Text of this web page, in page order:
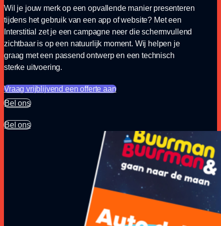
Wil je jouw merk op een opvallende manier presenteren
tijdens het gebruik van een app of website? Met een
Interstitial zet je een campagne neer die schermvullend
zichtbaar is op een natuurlijk moment. Wij helpen je
graag met een passend ontwerp en een technisch
sterke uitvoering.
Vraag vrijblijvend een offerte aan
Bel ons
Bel ons